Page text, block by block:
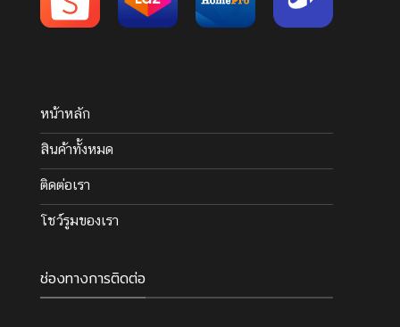
หน้าหลัก
สินค้าทั้งหมด
ติดต่อเรา
โชว์รูมของเรา
ช่องทางการติดต่อ